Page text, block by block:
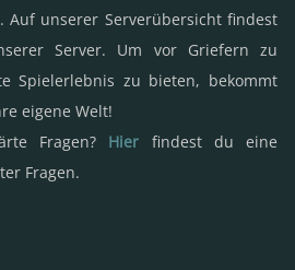
Auf unserer Serverübersicht findest
Server. Um vor Griefern zu
Spielerlebnis zu bieten, bekommt
eigene Welt!
Fragen? Hier findest du eine
Fragen.